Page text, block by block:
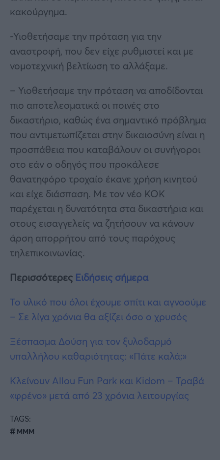
κακούργημα.
-Υιοθετήσαμε την πρόταση για την
αναστροφή, που δεν είχε ρυθμιστεί και με
νομοτεχνική βελτίωση το αλλάξαμε.
– Υιοθετήσαμε την πρόταση να αποδίδονται
πιο αποτελεσματικά οι ποινές στο
δικαστήριο, καθώς ένα σημαντικό πρόβλημα
που αντιμετωπίζεται στην δικαιοσύνη είναι η
προσπάθεια που καταβάλουν οι συνήγοροι
στο εάν ο οδηγός που προκάλεσε
θανατηφόρο τροχαίο έκανε χρήση κινητού
και είχε διάσπαση. Με τον νέο ΚΟΚ
παρέχεται η δυνατότητα στα δικαστήρια και
στους εισαγγελείς να ζητήσουν να κάνουν
άρση απορρήτου από τους παρόχους
τηλεπικοινωνίας.
Περισσότερες Ειδήσεις σήμερα
Το υλικό που όλοι έχουμε σπίτι και αγνοούμε
– Σε λίγα χρόνια θα αξίζει όσο ο χρυσός
Ξέσπασμα Δούση για τον ξυλοδαρμό
υπαλλήλου καθαριότητας: «Πάτε καλά;»
Κλείνουν Allou Fun Park και Kidom – Τραβά
«φρένο» μετά από 23 χρόνια λειτουργίας
TAGS:
ΜΜΜ